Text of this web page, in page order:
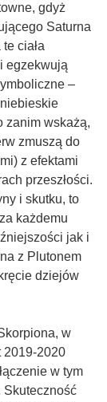
gdyż
Saturna
ciała
egzekwują
–
niebieskie
zanim wskażą,
zmuszą do
z efektami
przeszłości.
i skutku, to
każdemu
jak i
z Plutonem
dziejów
w
2019-2020
w tym
Skuteczność